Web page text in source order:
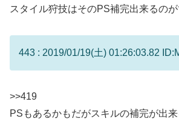
スタイル狩技はそのPS補完出来るの
443 : 2019/01/19(土) 01:26:03.82
>>419
PSもあるかもだがスキルの補完が出